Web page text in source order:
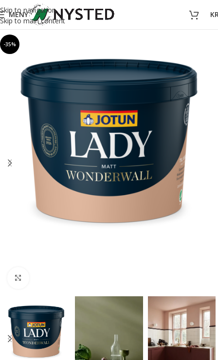
Skip to navigation
Skip to main content
MENY
-35%